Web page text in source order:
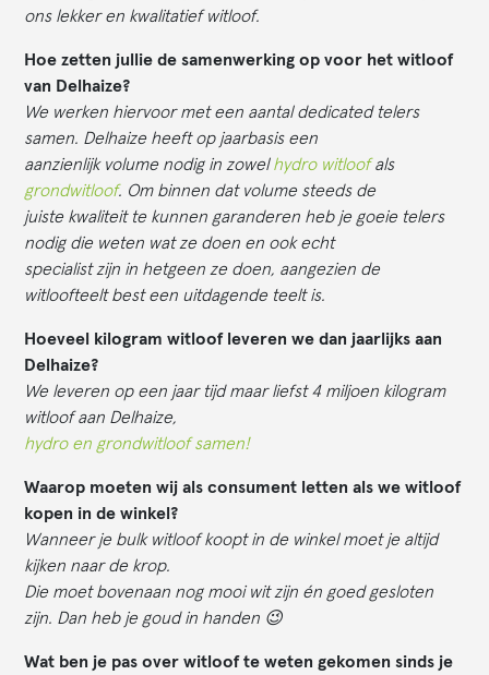
ons lekker en kwalitatief witloof.
Hoe zetten jullie de samenwerking op voor het witloof
van Delhaize?
We werken hiervoor met een aantal dedicated telers
samen. Delhaize heeft op jaarbasis een
aanzienlijk volume nodig in zowelhydro witloofals
grondwitloof. Om binnen dat volume steeds de
juiste kwaliteit te kunnen garanderen heb je goeie telers
nodig die weten wat ze doen en ook echt
specialist zijn in hetgeen ze doen, aangezien de
witloofteelt best een uitdagende teelt is.
Hoeveel kilogram witloof leveren we dan jaarlijks aan
Delhaize?
We leveren op een jaar tijd maar liefst 4 miljoen kilogram
witloof aan Delhaize,
hydro en grondwitloof samen!
Waarop moeten wij als consument letten als we witloof
kopen in de winkel?
Wanneer je bulk witloof koopt in de winkel moet je altijd
kijken naar de krop.
Die moet bovenaan nog mooi wit zijn én goed gesloten
zijn. Dan heb je goud in handen 😉
Wat ben je pas over witloof te weten gekomen sinds je